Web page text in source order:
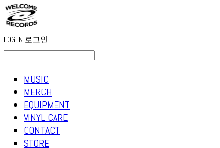
LOG IN 로그인
MUSIC
MERCH
EQUIPMENT
VINYL CARE
CONTACT
STORE